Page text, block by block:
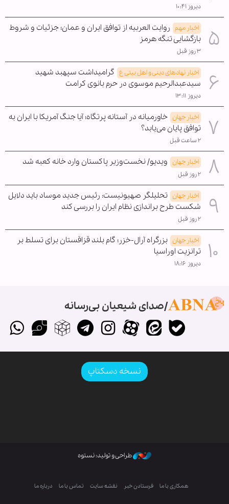
دیروز ۱۰:۴۱
اخبار مهم روایت العربیه از توافق ایران و عمان؛ جزئیات و شروط
بازگشایی تنگه هرمز
۳ روز قبل
اخبار نهادهای دینی و اهل بیتی ع گرامیداشت سپهبد شهید
سیدعبدالرحیم موسوی در حرم بانوی کرامت
دیروز ۱۳:۱۱
اخبار جهان خاورمیانه در آستانه پرتگاه؛ آیا جنگ آمریکا با ایران به
توافق پایان می‌یابد؟
۲ ساعت قبل
اخبار جهان ویدیو/ نخست‌وزیر پاکستان وارد خانه کعبه شد
۲ روز قبل
اخبار جهان تحلیلگر صهیونیست: رئیس جدید موساد باید دلایل
شکست طرح براندازی نظام ایران را بررسی کند
۲ روز قبل
اخبار جهان بزرگراه آرال-خزر؛ گام بلند قزاقستان برای تسلط بر
ترانزیت اوراسیا
دیروز ۱۸:۱۶
صدای شیعیان بی‌رسانه
نسخه دسکتاپ
طراحی و تولید: نستوه
همکاری با ما فرستادن خبر نقشه سایت تماس با ما درباره ما